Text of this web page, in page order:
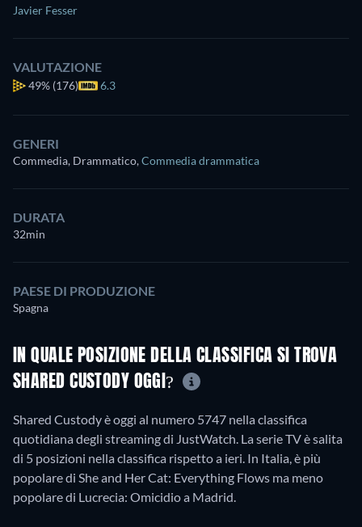
Javier Fesser
VALUTAZIONE
49% (176) 6.3
GENERI
Commedia, Drammatico,Commedia drammatica
DURATA
32min
PAESE DI PRODUZIONE
Spagna
IN QUALE POSIZIONE DELLA CLASSIFICA SI TROVA
SHARED CUSTODY OGGI?
Shared Custody è oggi al numero 5747 nella classifica
quotidiana degli streaming di JustWatch. La serie TV è salita
di 5 posizioni nella classifica rispetto a ieri. In Italia, è più
popolare di She and Her Cat: Everything Flows ma meno
popolare di Lucrecia: Omicidio a Madrid.